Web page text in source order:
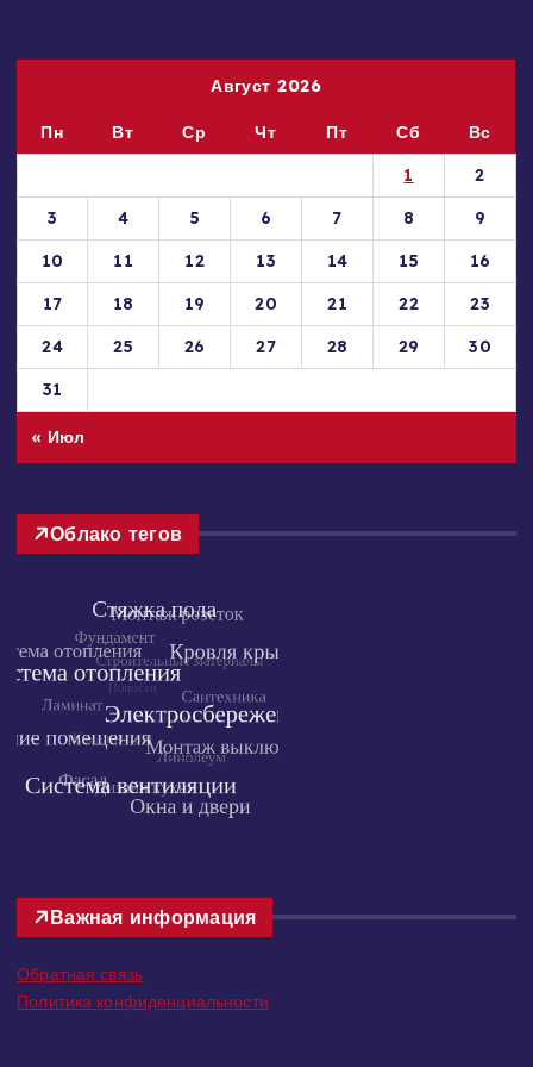
Август 2026
Пн Вт Ср Чт Пт Сб
Вс
1
2
3
4 5 6 7 8
9
10
11 12 13 14 15
16
17
18 19 20 21 22
23
24
25 26 27 28 29
30
31
« Июл
Облако тегов
Важная информация
Обратная связь
Политика конфиденциальности